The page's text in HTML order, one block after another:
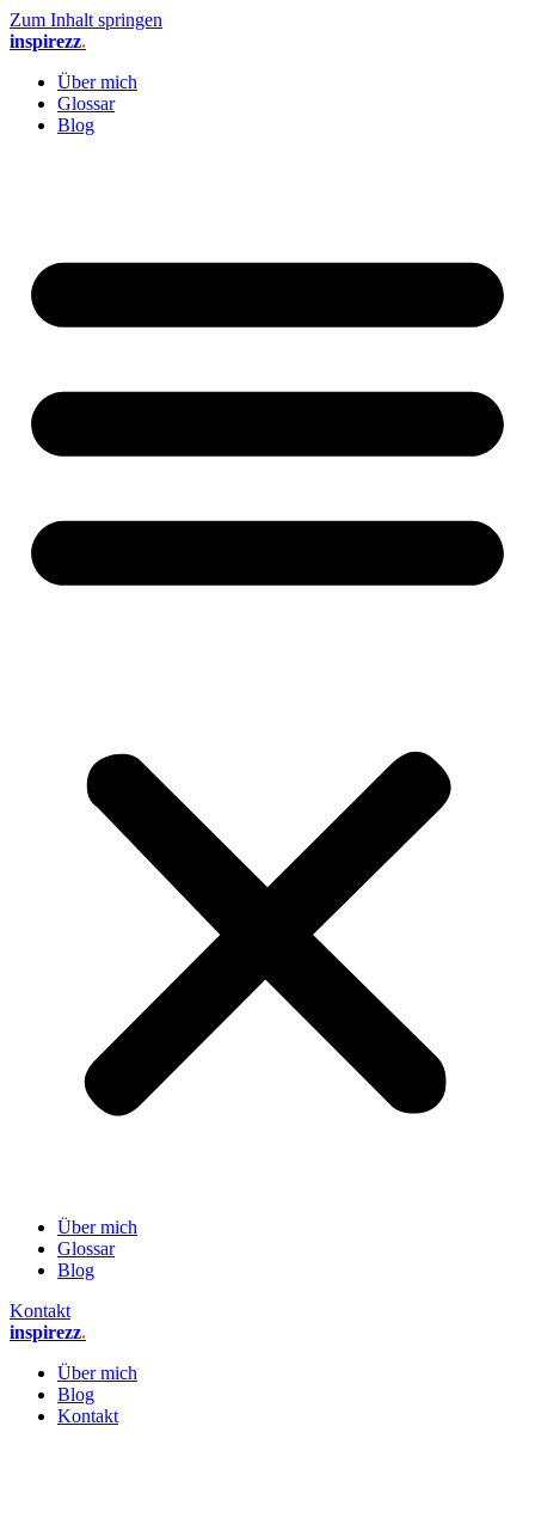
Zum Inhalt springen
inspirezz.
Über mich
Glossar
Blog
Über mich
Glossar
Blog
Kontakt
inspirezz.
Über mich
Blog
Kontakt